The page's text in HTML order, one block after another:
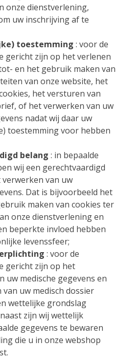
onze dienstverlening,
uw inschrijving af te
toestemming : voor de
gericht zijn op het verlenen
en het gebruik maken van
van onze website, het
het versturen van
of het verwerken van uw
nadat wij daar uw
toestemming voor hebben
belang : in bepaalde
wij een gerechtvaardigd
van uw
Dat is bijvoorbeeld het
maken van cookies ter
onze dienstverlening en
beperkte invloed hebben
levenssfeer;
: voor de
gericht zijn op het
uw medische gegevens en
uw medisch dossier
wettelijke grondslag
zijn wij wettelijk
gegevens te bewaren
die u in onze webshop